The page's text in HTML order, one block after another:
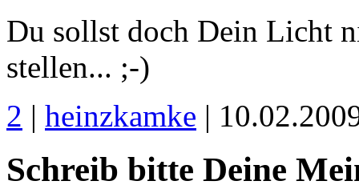
Du sollst doch Dein Licht
stellen... ;-)
2 | heinzkamke |
Schreib bitte Deine